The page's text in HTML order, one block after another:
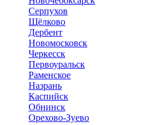
Серпухов
Щёлково
Дербент
Новомосковск
Черкесск
Первоуральск
Раменское
Назрань
Каспийск
Обнинск
Орехово-Зуево